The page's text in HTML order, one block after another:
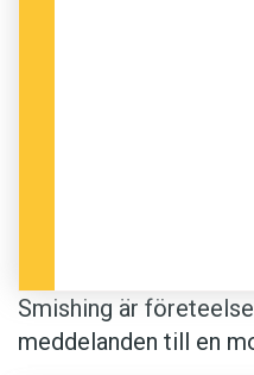
Smishing är
meddelanden till en